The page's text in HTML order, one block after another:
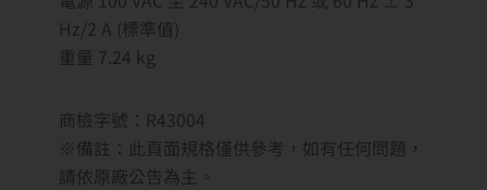
Hz/2 A (標準值)
重量 7.24 kg
商檢字號：R43004
※備註：此頁面規格僅供參考，如有任何問題，
請依原廠公告為主。